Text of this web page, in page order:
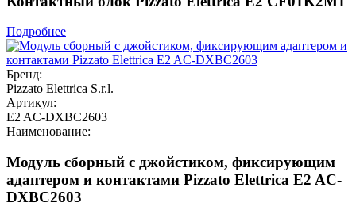
Подробнее
Бренд:
Pizzato Elettrica S.r.l.
Артикул:
E2 AC-DXBC2603
Наименование:
Модуль сборный с джойстиком, фиксирующим
адаптером и контактами Pizzato Elettrica E2 AC-
DXBC2603